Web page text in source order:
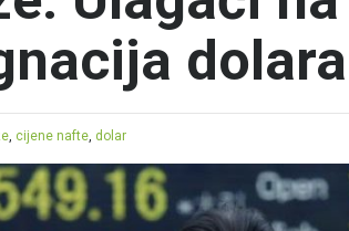
dolara
, cijene nafte, dolar